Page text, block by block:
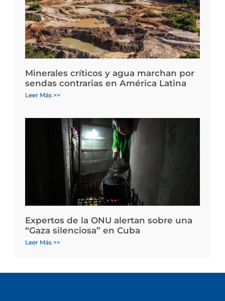
Minerales críticos y agua marchan por
sendas contrarias en América Latina
Leer Más >>
Expertos de la ONU alertan sobre una
“Gaza silenciosa” en Cuba
Leer Más >>